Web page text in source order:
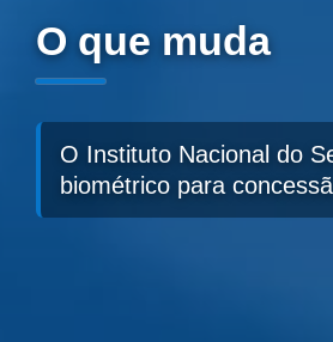
O que muda
O Instituto Nacional do
biométrico para